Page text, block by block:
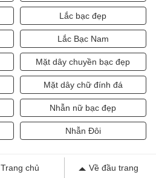
Lắc bạc đẹp
Lắc Bạc Nam
Mặt dây chuyền bạc đẹp
Mặt dây chữ đính đá
Nhẫn nữ bạc đẹp
Nhẫn Đôi
Trang chủ Về đầu trang